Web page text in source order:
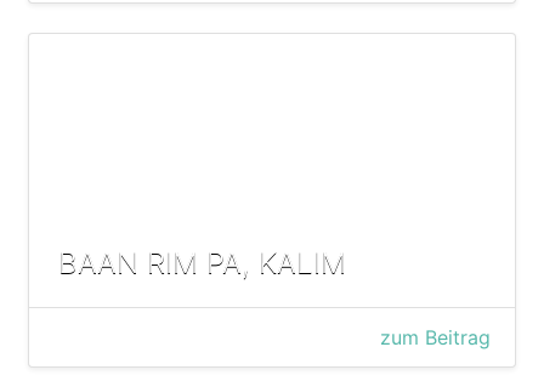
BAAN RIM PA, KALIM
zum Beitrag